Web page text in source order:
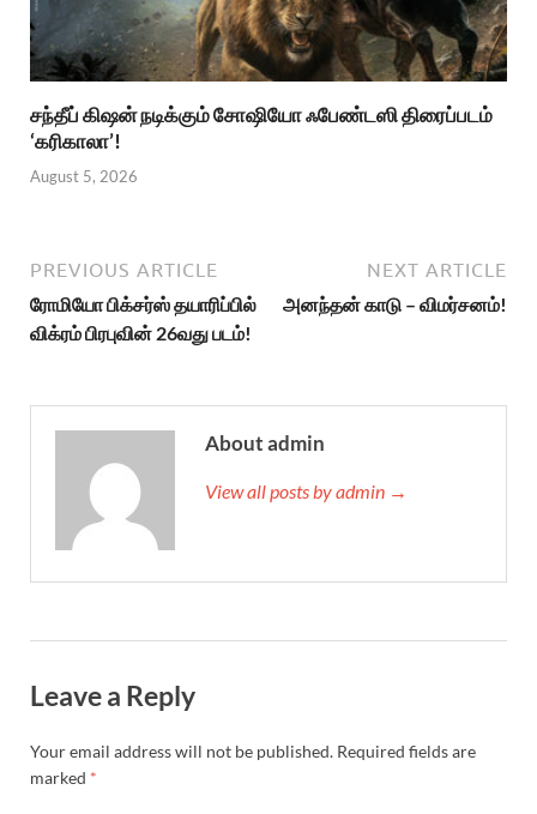
சந்தீப் கிஷன் நடிக்கும் சோஷியோ ஃபேண்டஸி திரைப்படம்
‘கரிகாலா’!
August 5, 2026
PREVIOUS ARTICLE
ரோமியோ பிக்சர்ஸ் தயாரிப்பில்
விக்ரம் பிரபுவின் 26வது படம்!
NEXT ARTICLE
அனந்தன் காடு – விமர்சனம்!
About admin
View all posts by admin →
Leave a Reply
Your email address will not be published. Required fields are
marked *